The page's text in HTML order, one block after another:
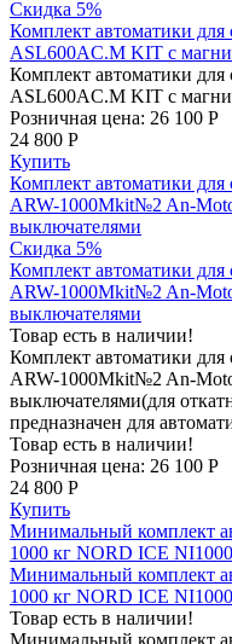
Скидка 5%
Комплект автоматики
ASL600AC.M KIT с
Комплект автоматики
ASL600AC.M KIT с
Розничная цена: 26 100 Р
24 800 Р
Купить
Комплект автоматики
ARW-1000Mkit№2 An-
выключателями
Скидка 5%
Комплект автоматики
ARW-1000Mkit№2 An-
выключателями
Товар есть в наличии!
Комплект автоматики
ARW-1000Mkit№2 An-
выключателями(для
предназначен для
Товар есть в наличии!
Розничная цена: 26 100 Р
24 800 Р
Купить
Минимальный комплект
1000 кг NORD ICE
Минимальный комплект
1000 кг NORD ICE
Товар есть в наличии!
Минимальный комплект